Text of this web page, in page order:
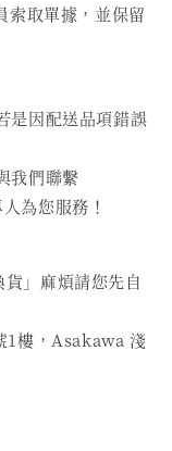
索取單據，並保留
是因配送品項錯誤
我們聯繫
為您服務！
」麻煩請您先自
1樓，Asakawa 淺